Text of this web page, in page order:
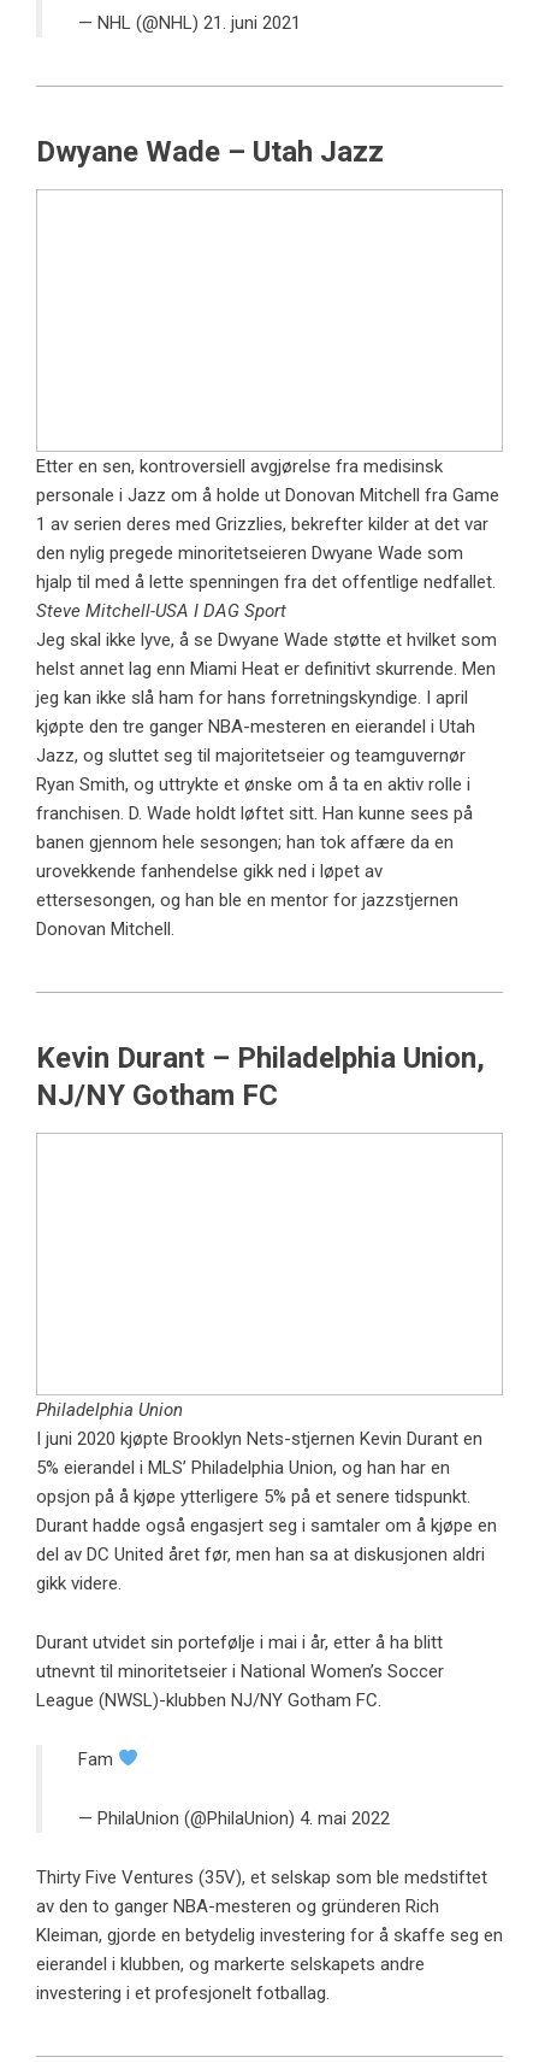
— NHL (@NHL) 21. juni 2021
Dwyane Wade – Utah Jazz
Etter en sen, kontroversiell avgjørelse fra medisinsk
personale i Jazz om å holde ut Donovan Mitchell fra Game
1 av serien deres med Grizzlies, bekrefter kilder at det var
den nylig pregede minoritetseieren Dwyane Wade som
hjalp til med å lette spenningen fra det offentlige nedfallet.
Steve Mitchell-USA I DAG Sport
Jeg skal ikke lyve, å se Dwyane Wade støtte et hvilket som
helst annet lag enn Miami Heat er definitivt skurrende. Men
jeg kan ikke slå ham for hans forretningskyndige. I april
kjøpte den tre ganger NBA-mesteren en eierandel i Utah
Jazz, og sluttet seg til majoritetseier og teamguvernør
Ryan Smith, og uttrykte et ønske om å ta en aktiv rolle i
franchisen. D. Wade holdt løftet sitt. Han kunne sees på
banen gjennom hele sesongen; han tok affære da en
urovekkende fanhendelse gikk ned i løpet av
ettersesongen, og han ble en mentor for jazzstjernen
Donovan Mitchell.
Kevin Durant – Philadelphia Union,
NJ/NY Gotham FC
Philadelphia Union
I juni 2020 kjøpte Brooklyn Nets-stjernen Kevin Durant en
5% eierandel i MLS’ Philadelphia Union, og han har en
opsjon på å kjøpe ytterligere 5% på et senere tidspunkt.
Durant hadde også engasjert seg i samtaler om å kjøpe en
del av DC United året før, men han sa at diskusjonen aldri
gikk videre.
Durant utvidet sin portefølje i mai i år, etter å ha blitt
utnevnt til minoritetseier i National Women’s Soccer
League (NWSL)-klubben NJ/NY Gotham FC.
Fam
— PhilaUnion (@PhilaUnion) 4. mai 2022
Thirty Five Ventures (35V), et selskap som ble medstiftet
av den to ganger NBA-mesteren og gründeren Rich
Kleiman, gjorde en betydelig investering for å skaffe seg en
eierandel i klubben, og markerte selskapets andre
investering i et profesjonelt fotballag.